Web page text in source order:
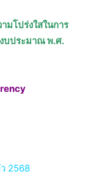
มโปร่งใสในการ
บประมาณ พ.ศ.
2568